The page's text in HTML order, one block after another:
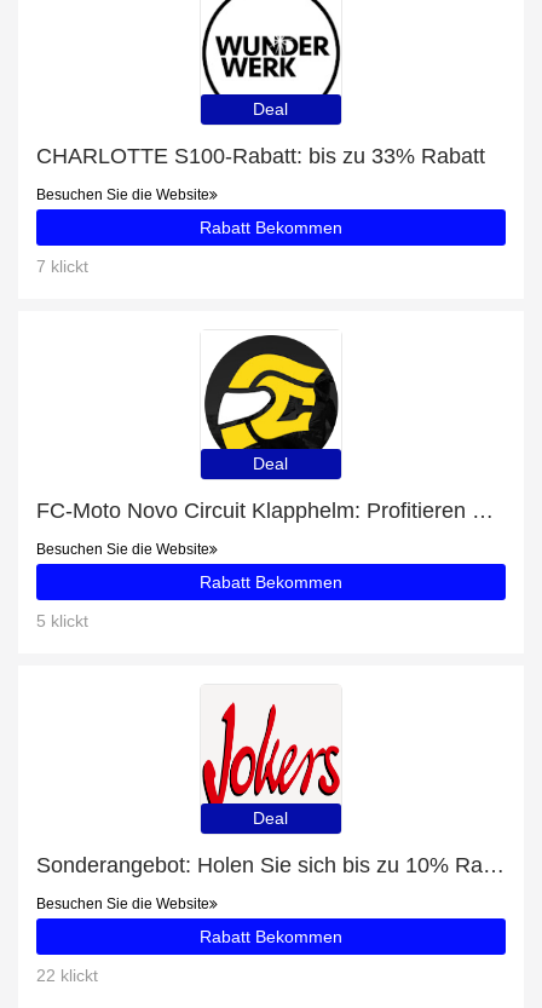
Deal
CHARLOTTE S100-Rabatt: bis zu 33% Rabatt
Besuchen Sie die Website
Rabatt Bekommen
7 klickt
Deal
FC-Moto Novo Circuit Klapphelm: Profitieren Sie von 53% Rabatt auf Ihren Einkauf
Besuchen Sie die Website
Rabatt Bekommen
5 klickt
Deal
Sonderangebot: Holen Sie sich bis zu 10% Rabatt auf Blusenkleider nähen
Besuchen Sie die Website
Rabatt Bekommen
22 klickt